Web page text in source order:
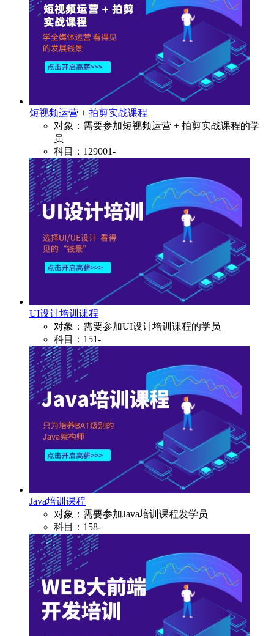
短视频运营 + 拍剪实战课程
对象：需要参加短视频运营 + 拍剪实战课程的学
员
科目：129001-
UI设计培训课程
对象：需要参加UI设计培训课程的学员
科目：151-
Java培训课程
对象：需要参加Java培训课程发学员
科目：158-